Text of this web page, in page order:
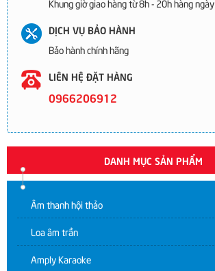
Khung giờ giao hàng từ 8h - 20h hàng ngày
DỊCH VỤ BẢO HÀNH
Bảo hành chính hãng
LIÊN HỆ ĐẶT HÀNG
0966206912
DANH MỤC SẢN PHẨM
Âm thanh hội thảo
Loa âm trần
Amply Karaoke